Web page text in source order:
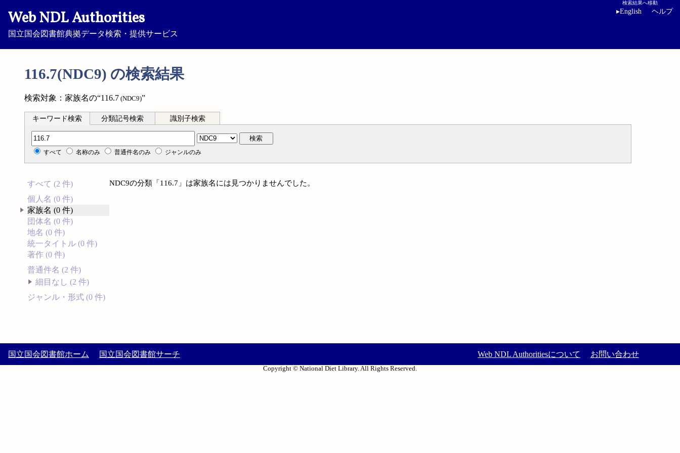
Web NDL Authorities
国立国会図書館典拠データ検索・提供サービス
検索結果へ移動
▸English ヘルプ
116.7(NDC9) の検索結果
検索対象：家族名の“116.7 (NDC9)”
キーワード検索 分類記号検索 識別子検索
分類記号検索 検索
すべて 名称のみ 普通件名のみ ジャンルのみ
すべて (2 件)
個人名 (0 件)
家族名 (0 件)
団体名 (0 件)
地名 (0 件)
統一タイトル (0 件)
著作 (0 件)
普通件名 (2 件)
細目なし (2 件)
ジャンル・形式 (0 件)
NDC9の分類「116.7」は家族名には見つかりませんでした。
国立国会図書館ホーム 国立国会図書館サーチ Web NDL Authoritiesについて お問い合わせ
Copyright © National Diet Library. All Rights Reserved.